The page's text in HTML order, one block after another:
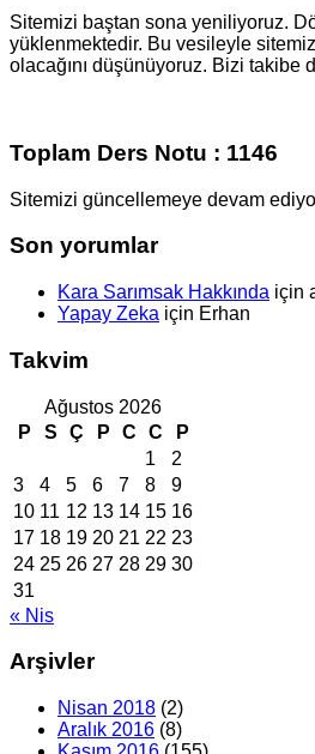
Sitemizi baştan sona yeniliyoruz.
yüklenmektedir. Bu vesileyle
olacağını düşünüyoruz. Bizi takibe
Toplam Ders Notu : 1146
Sitemizi güncellemeye devam
Son yorumlar
Kara Sarımsak Hakkında için
Yapay Zeka için Erhan
Takvim
Ağustos 2026
P
S Ç P C C
P
1
2
3
4 5 6 7 8
9
10 11 12 13 14 15 16
17 18 19 20 21 22 23
24 25 26 27 28 29 30
31
« Nis
Arşivler
Nisan 2018 (2)
Aralık 2016 (8)